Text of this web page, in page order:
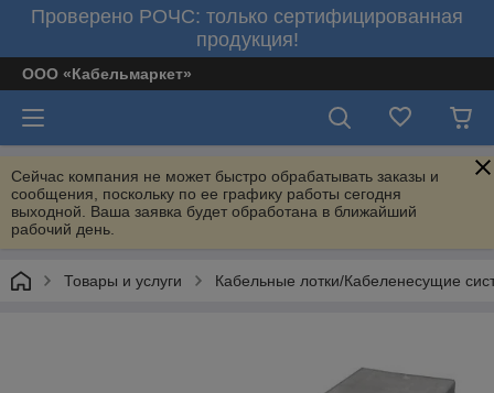
Проверено РОЧС: только сертифицированная
продукция!
ООО «Кабельмаркет»
Сейчас компания не может быстро обрабатывать заказы и
сообщения, поскольку по ее графику работы сегодня
выходной. Ваша заявка будет обработана в ближайший
рабочий день.
Товары и услуги Кабельные лотки/Кабеленесущие